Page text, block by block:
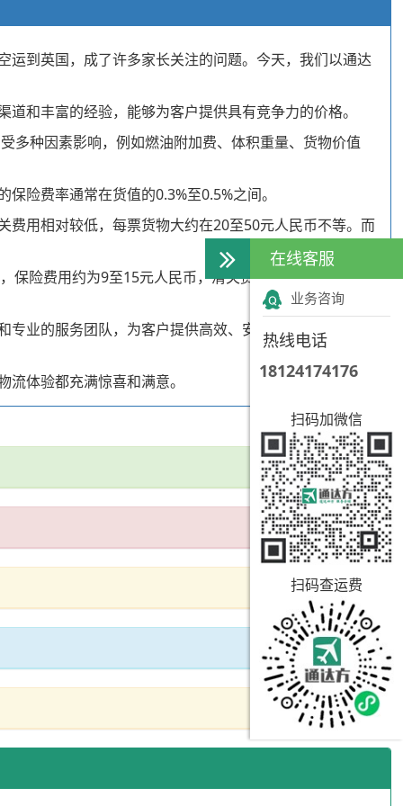
到英国，成了许多家长关注的问题。今天，我们以通达
和丰富的经验，能够为客户提供具有竞争力的价格。
多种因素影响，例如燃油附加费、体积重量、货物价值
险费率通常在货值的0.3%至0.5%之间。
用相对较低，每票货物大约在20至50元人民币不等。而
保险费用约为9至15元人民币，清关费用约30元人民币，
业的服务团队，为客户提供高效、安全的物流解决方
体验都充满惊喜和满意。
在线客服
业务咨询
热线电话
18124174176
扫码加微信
扫码查运费